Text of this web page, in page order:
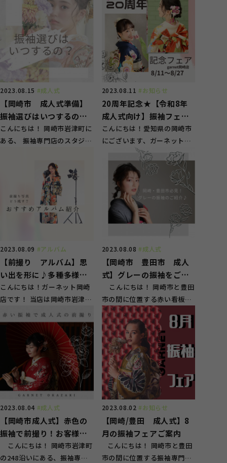
は、本日から9月...
店では成人...
2023.08.15 #成人式
【岡崎市 成人式準備】
振袖選びはいつするの？
そんな疑問を解決！
こんにちは！ 岡崎市岩津町に
ある、 振袖専門店のスタジオ
2023.08.11#お知らせ
20周年記念★【令和8年
成人式向け】振袖フェア
本日よりスタートいたし
ます！！
こんにちは！愛知県の岡崎市
にございます、ガーネット岡
崎店でございます(*^^*)
2026年に成人...
2023.08.09 #アルバム
【前撮り アルバム】思
い出を形に♪多種多様な
アルバムをご紹介！
こんにちは！ガーネット岡崎
店です！ 当店は岡崎市岩津町
の大通り沿いに面しており、
岡崎市、豊田市...
2023.08.08#成人式
【岡崎市 豊田市 成人
式】グレーの振袖をご紹
介♡
こんにちは！ 岡崎市と豊田
市の間に位置する赤い看板が
目印の、振袖専門店スタジオ
ガ...
2023.08.04 #成人式
【岡崎市成人式】赤色の
振袖で前撮り！お客様の
ご紹介♪
こんにちは！ 岡崎市岩津町
の248沿いにある、振袖専門
2023.08.02#お知らせ
【岡崎/豊田 成人式】8
月の振袖フェアご案内
こんにちは！ 岡崎市と豊田
市の間に位置する振袖専門店